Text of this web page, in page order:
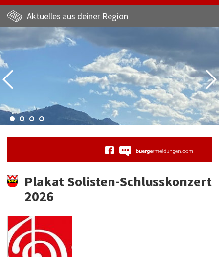
Aktuelles aus deiner Region
Plakat Solisten-Schlusskonzert
2026